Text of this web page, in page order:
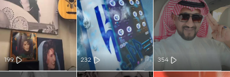
354
232
199